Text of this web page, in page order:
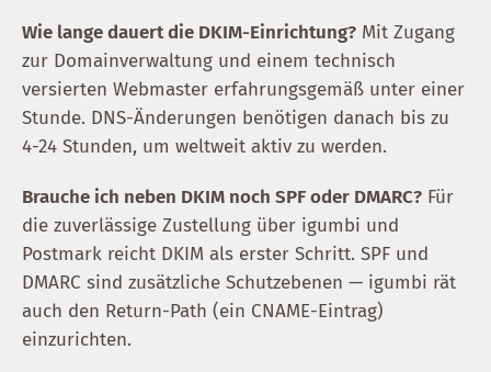
Wie lange dauert die DKIM-Einrichtung? Mit Zugang
zur Domainverwaltung und einem technisch
versierten Webmaster erfahrungsgemäß unter einer
Stunde. DNS-Änderungen benötigen danach bis zu
4-24 Stunden, um weltweit aktiv zu werden.
Brauche ich neben DKIM noch SPF oder DMARC? Für
die zuverlässige Zustellung über igumbi und
Postmark reicht DKIM als erster Schritt. SPF und
DMARC sind zusätzliche Schutzebenen — igumbi rät
auch den Return-Path (ein CNAME-Eintrag)
einzurichten.